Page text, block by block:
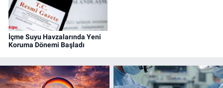
İçme Suyu Havzalarında Yeni
Koruma Dönemi Başladı